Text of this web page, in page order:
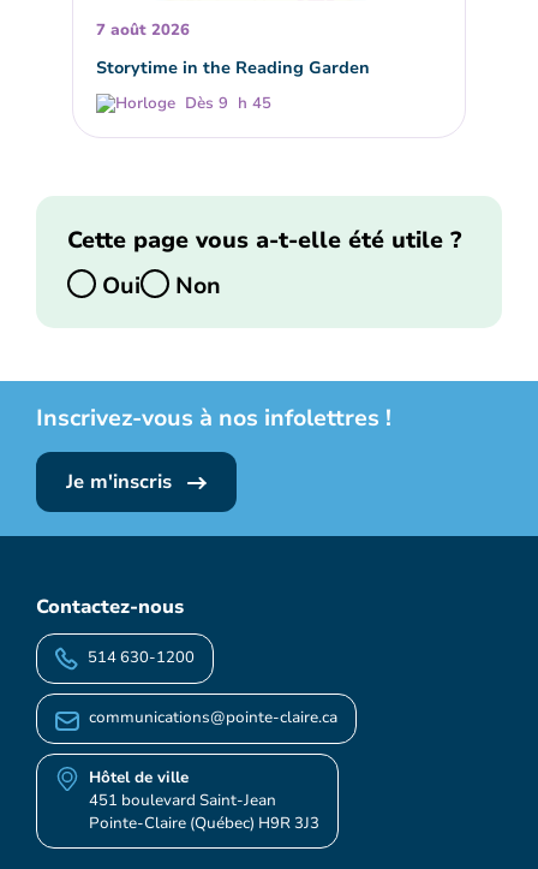
7 août 2026
Storytime in the Reading Garden
Dès 9 h 45
Cette page vous a-t-elle été utile ?
Oui
Non
Inscrivez-vous à nos infolettres !
Je m'inscris
Contactez-nous
514 630-1200
communications@pointe-claire.ca
Hôtel de ville
451 boulevard Saint-Jean
Pointe-Claire (Québec) H9R 3J3